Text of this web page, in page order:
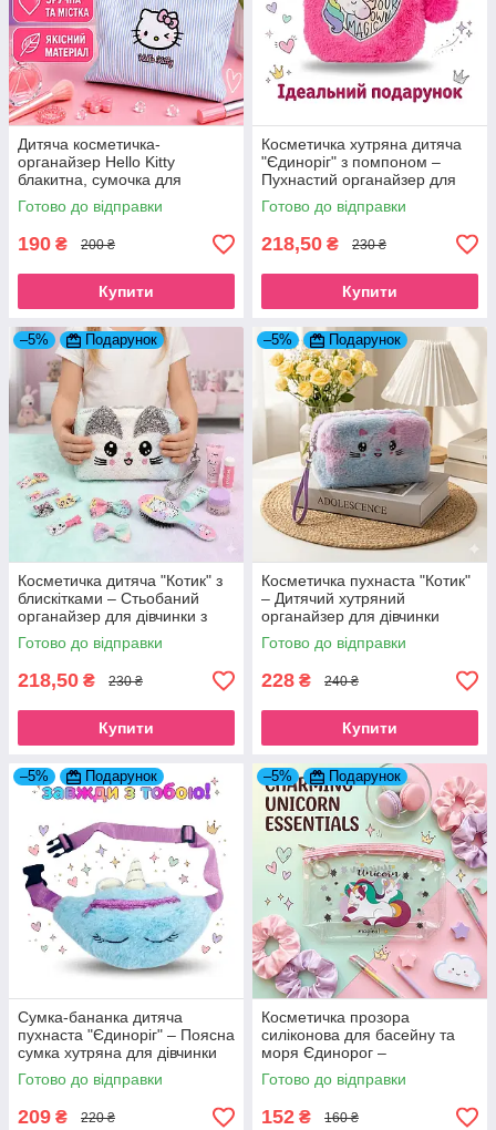
Дитяча косметичка-
органайзер Hello Kitty
блакитна, сумочка для
девочек Хэллоу Кітті
Готово до відправки
190 ₴ 200 ₴
Купити
Косметичка хутряна дитяча
"Єдиноріг" з помпоном –
Пухнастий органайзер для
дівчинки
Готово до відправки
218,50 ₴ 230 ₴
Купити
–5% Подарунок
Косметичка дитяча "Котик" з
блискітками – Стьобаний
органайзер для дівчинки з
ремінцем м'ятний
Готово до відправки
218,50 ₴ 230 ₴
Купити
–5% Подарунок
Косметичка пухнаста "Котик"
– Дитячий хутряний
органайзер для дівчинки
блакитно-рожевий
Готово до відправки
228 ₴ 240 ₴
Купити
–5% Подарунок
Сумка-бананка дитяча
пухнаста "Єдиноріг" – Поясна
сумка хутряна для дівчинки
блакитна з рогом
Готово до відправки
209 ₴ 220 ₴
–5% Подарунок
Косметичка прозора
силіконова для басейну та
моря Єдинорог –
Водонепроникний пенал
органайзер для пляжу та
Готово до відправки
152 ₴ 160 ₴